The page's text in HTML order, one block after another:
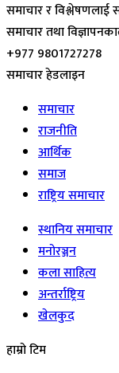
समाचार र विश्लेषणलाई
समाचार तथा
+977 9801727278
समाचार हेडलाइन
समाचार
राजनीति
आर्थिक
समाज
राष्ट्रिय समाचार
स्थानिय समाचार
मनोरञ्जन
कला साहित्य
अन्तर्राष्ट्रिय
खेलकुद
हाम्रो टिम